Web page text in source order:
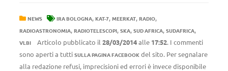
NEWS IRA BOLOGNA, KAT-7, MEERKAT, RADIO,
RADIOASTRONOMIA, RADIOTELESCOPI, SKA, SUD AFRICA, SUDAFRICA,
VLBI Articolo pubblicato il 28/03/2014alle 17:52. I commenti
sono aperti a tutti SULLA PAGINA FACEBOOK del sito. Per segnalare
alla redazione refusi, imprecisioni ed errori è invece disponibile